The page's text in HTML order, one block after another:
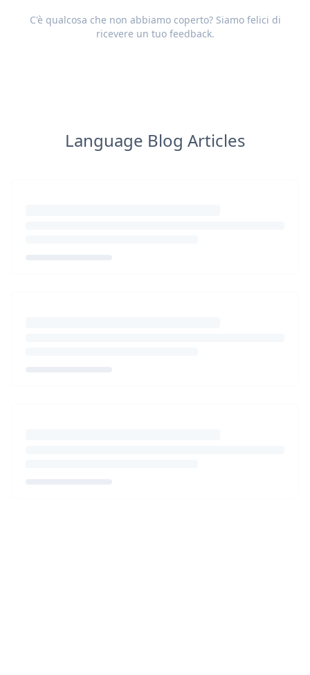
C'è qualcosa che non abbiamo coperto? Siamo felici di
ricevere un tuo feedback.
Language Blog Articles